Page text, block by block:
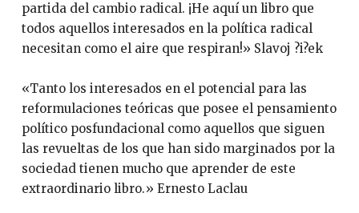
partida del cambio radical. ¡He aquí un libro que
todos aquellos interesados en la política radical
necesitan como el aire que respiran!» Slavoj ?i?ek
«Tanto los interesados en el potencial para las
reformulaciones teóricas que posee el pensamiento
político posfundacional como aquellos que siguen
las revueltas de los que han sido marginados por la
sociedad tienen mucho que aprender de este
extraordinario libro.» Ernesto Laclau